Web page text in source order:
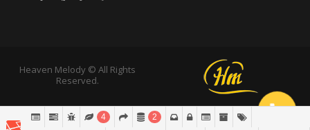
Heaven Melody © All Rights
Reserved.
4 2